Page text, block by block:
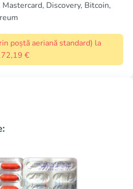
Mastercard, Discovery, Bitcoin,
poștă aeriană standard) la
€